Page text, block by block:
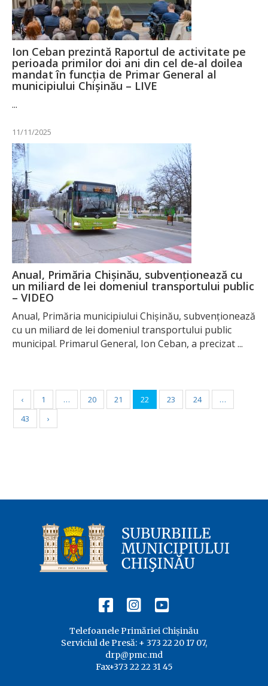
Ion Ceban prezintă Raportul de activitate pe
perioada primilor doi ani din cel de-al doilea
mandat în funcția de Primar General al
municipiului Chișinău – LIVE
...
11/11/2025
Anual, Primăria Chișinău, subvenționează cu
un miliard de lei domeniul transportului public
– VIDEO
Anual, Primăria municipiului Chișinău, subvenționează
cu un miliard de lei domeniul transportului public
municipal. Primarul General, Ion Ceban, a precizat ...
‹ 1 … 20 21 22 23 24
…
43
›
Telefoanele Primăriei Chișinău
Serviciul de Presă: + 373 22 20 17 07,
drp@pmc.md
Fax+373 22 22 31 45